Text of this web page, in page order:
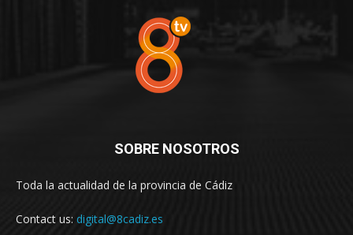
SOBRE NOSOTROS
Toda la actualidad de la provincia de Cádiz
Contact us: digital@8cadiz.es